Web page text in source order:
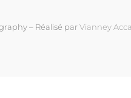
– Réalisé parVianney